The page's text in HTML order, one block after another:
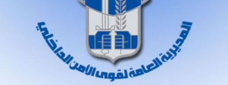
رياضة
كأس العالم